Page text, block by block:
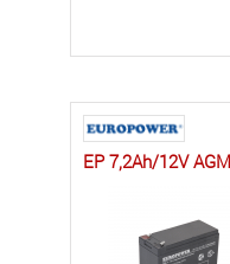
EP 7,2Ah/12V